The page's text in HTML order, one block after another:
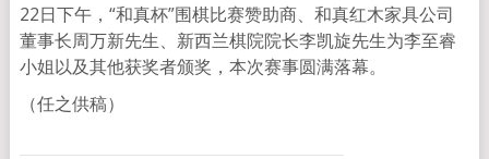
22日下午，“和真杯”围棋比赛赞助商、 和真红木家具公司
董事长周万新先生、 新西兰棋院院长李凯旋先生为李至睿
小姐以及其他获奖者颁奖， 本次赛事圆满落幕。
（任之供稿）